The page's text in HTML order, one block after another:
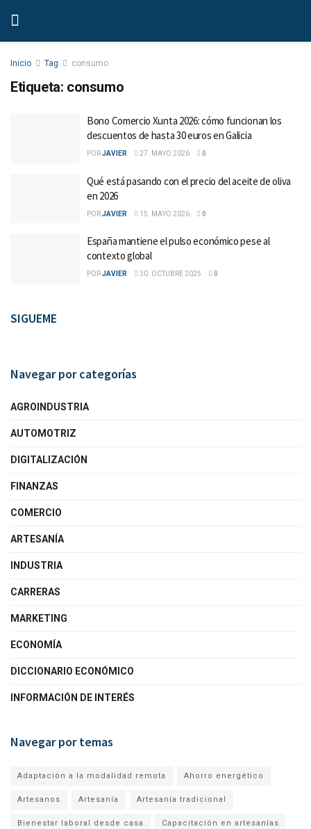
Inicio Tag consumo
Etiqueta: consumo
Bono Comercio Xunta 2026: cómo funcionan los
descuentos de hasta 30 euros en Galicia
PORJAVIER 27. MAYO 2026 0
Qué está pasando con el precio del aceite de oliva
en 2026
PORJAVIER 15. MAYO 2026 0
España mantiene el pulso económico pese al
contexto global
PORJAVIER 30. OCTUBRE 2025 0
SIGUEME
Navegar por categorías
AGROINDUSTRIA
AUTOMOTRIZ
DIGITALIZACIÓN
FINANZAS
COMERCIO
ARTESANÍA
INDUSTRIA
CARRERAS
MARKETING
ECONOMÍA
DICCIONARIO ECONÓMICO
INFORMACIÓN DE INTERÉS
Navegar por temas
Adaptación a la modalidad remota Ahorro energético
Artesanos Artesanía Artesanía tradicional
Bienestar laboral desde casa Capacitación en artesanías